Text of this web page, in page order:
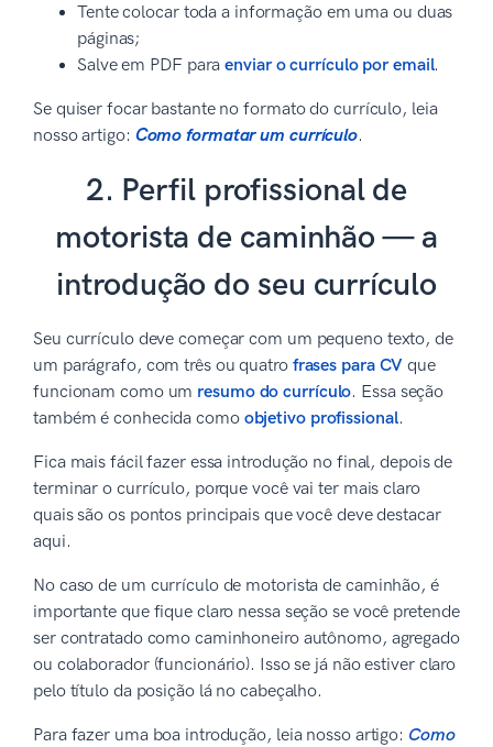
Tente colocar toda a informação em uma ou duas
páginas;
Salve em PDF paraenviar o currículo por email.
Se quiser focar bastante no formato do currículo, leia
nosso artigo: Como formatar um currículo.
2. Perfil profissional de
motorista de caminhão — a
introdução do seu currículo
Seu currículo deve começar com um pequeno texto, de
um parágrafo, com três ou quatro frases para CV que
funcionam como um resumo do currículo. Essa seção
também é conhecida como objetivo profissional.
Fica mais fácil fazer essa introdução no final, depois de
terminar o currículo, porque você vai ter mais claro
quais são os pontos principais que você deve destacar
aqui.
No caso de um currículo de motorista de caminhão, é
importante que fique claro nessa seção se você pretende
ser contratado como caminhoneiro autônomo, agregado
ou colaborador (funcionário). Isso se já não estiver claro
pelo título da posição lá no cabeçalho.
Para fazer uma boa introdução, leia nosso artigo: Como